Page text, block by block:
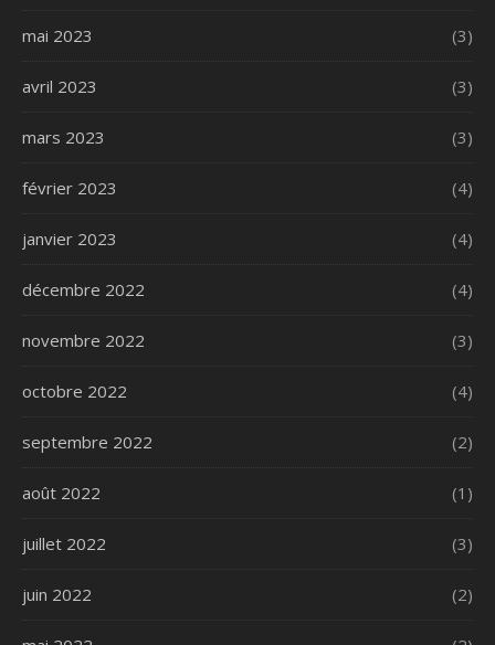
mai 2023 (3)
avril 2023 (3)
mars 2023 (3)
février 2023 (4)
janvier 2023 (4)
décembre 2022 (4)
novembre 2022 (3)
octobre 2022 (4)
septembre 2022 (2)
août 2022 (1)
juillet 2022 (3)
juin 2022 (2)